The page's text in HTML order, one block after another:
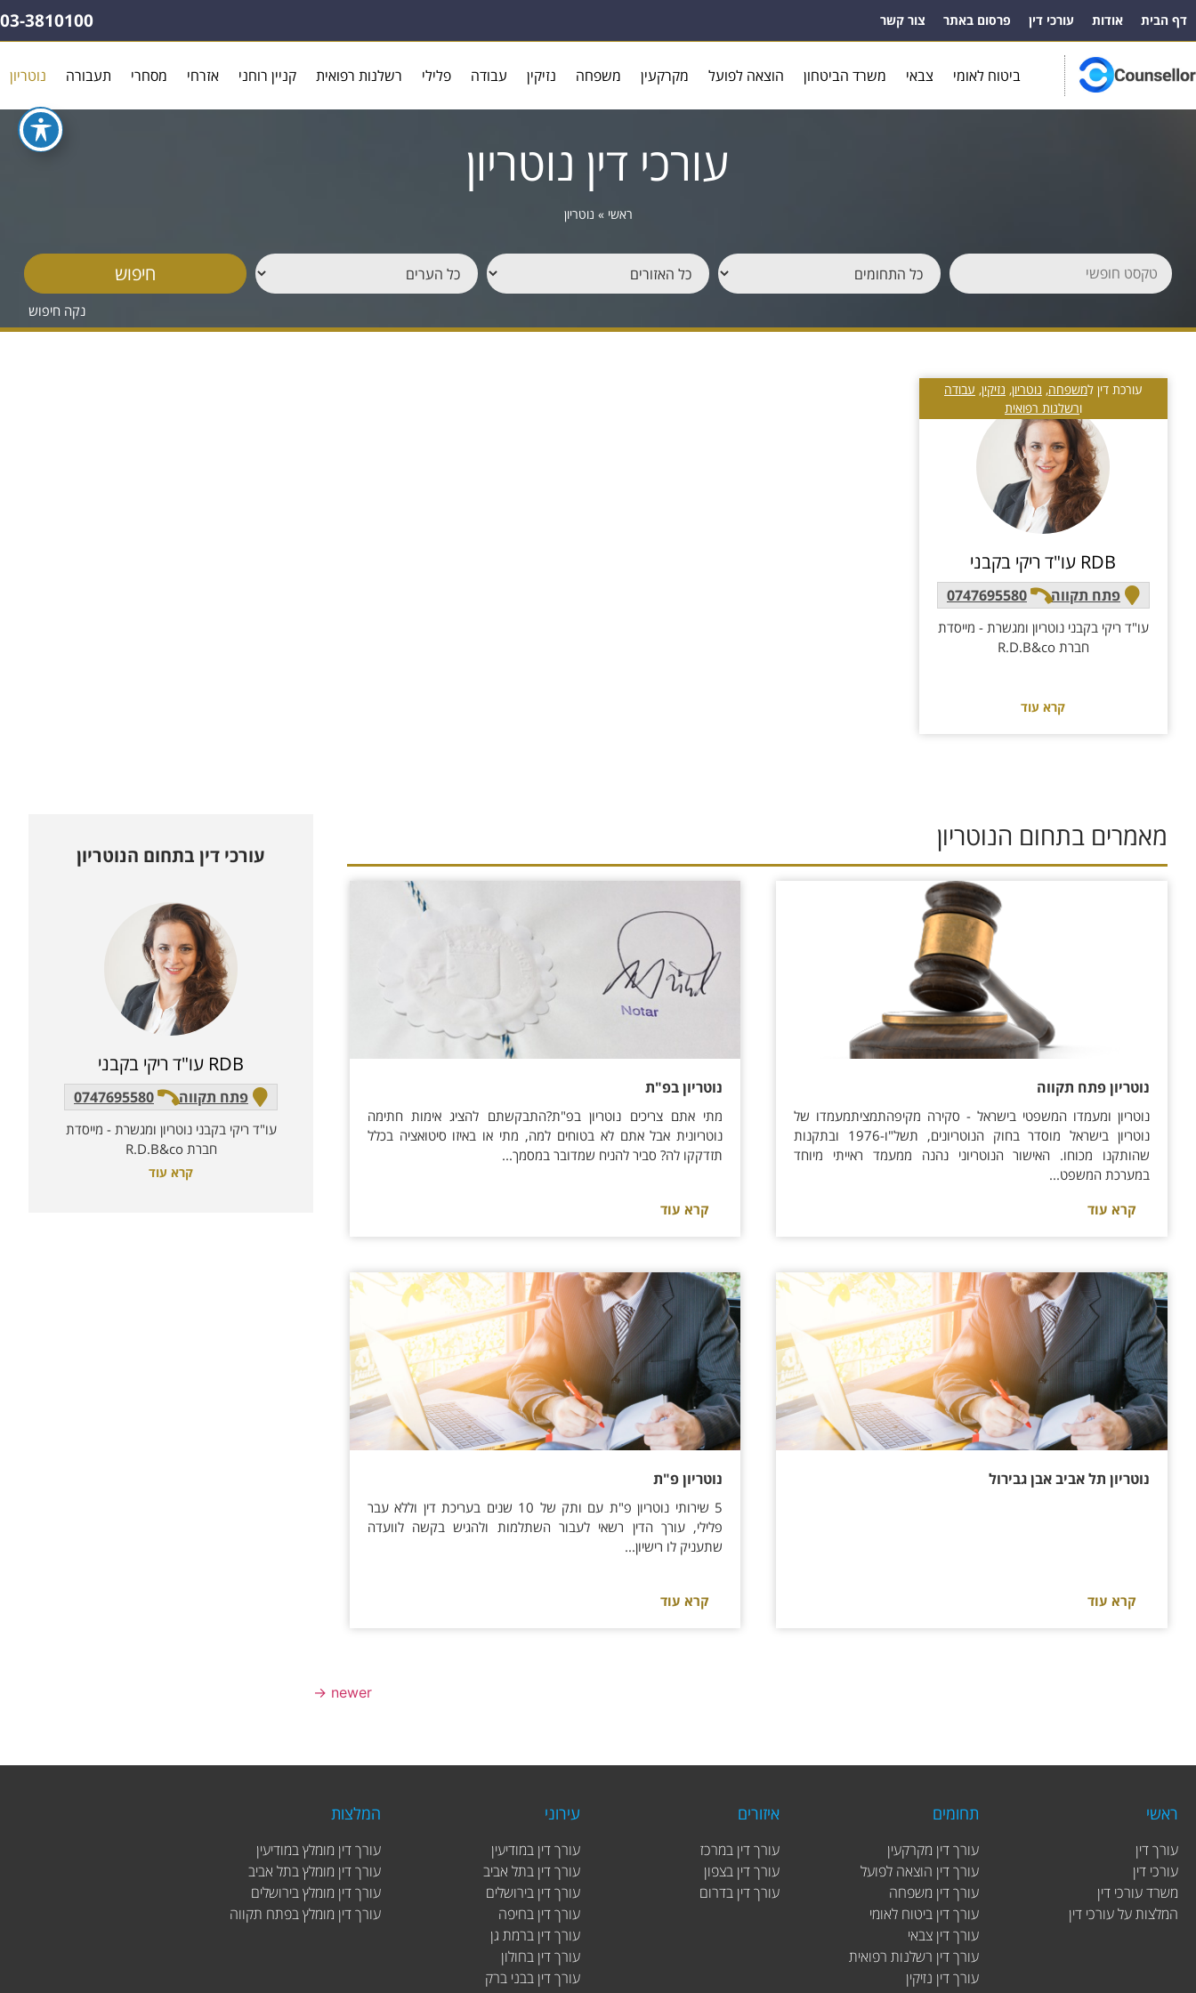
דף הבית אודות עורכי דין פרסום באתר צור קשר 03-3810100
ביטוח לאומי צבאי משרד הביטחון הוצאה לפועל מקרקעין משפחה נזיקין עבודה פלילי רשלנות רפואית קניין רוחני אזרחי מסחרי תעבורה נוטריון
עורכי דין נוטריון
ראשי » נוטריון
RDB עו"ד ריקי בקבני
פתח תקווה 0747695580
עו"ד ריקי בקבני נוטריון ומגשרת - מייסדת
חברת R.D.B&co
עורכת דין למשפחה, נוטריון, נזיקין, עבודה
ורשלנות רפואית
קרא עוד
מאמרים בתחום הנוטריון
נוטריון פתח תקווה
נוטריון ומעמדו המשפטי בישראל - סקירה מקיפהתמציתמעמדו של
נוטריון בישראל מוסדר בחוק הנוטריונים, תשל"ו-1976 ובתקנות
שהותקנו מכוחו. האישור הנוטריוני נהנה ממעמד ראייתי מיוחד
במערכת המשפט...
קרא עוד
נוטריון בפ"ת
מתי אתם צריכים נוטריון בפ"ת?התבקשתם להציג אימות חתימה
נוטריונית אבל אתם לא בטוחים למה, מתי או באיזו סיטואציה בכלל
תזדקקו לה? סביר להניח שמדובר במסמך...
קרא עוד
נוטריון תל אביב אבן גבירול
קרא עוד
נוטריון פ"ת
5 שירותי נוטריון פ"ת עם ותק של 10 שנים בעריכת דין וללא עבר
פלילי, עורך הדין רשאי לעבור השתלמות ולהגיש בקשה לוועדה
שתעניק לו רישיון...
קרא עוד
newer
→
עורכי דין בתחום הנוטריון
RDB עו"ד ריקי בקבני
פתח תקווה 0747695580
עו"ד ריקי בקבני נוטריון ומגשרת - מייסדת
חברת R.D.B&co
קרא עוד
ראשי
עורך דין
עורכי דין
משרד עורכי דין
המלצות על עורכי דין
תחומים
עורך דין מקרקעין
עורך דין הוצאה לפועל
עורך דין משפחה
עורך דין ביטוח לאומי
עורך דין צבאי
עורך דין רשלנות רפואית
עורך דין נזיקין
איזורים
עורך דין במרכז
עורך דין בצפון
עורך דין בדרום
עירוני
עורך דין במודיעין
עורך דין בתל אביב
עורך דין בירושלים
עורך דין בחיפה
עורך דין ברמת גן
עורך דין בחולון
עורך דין בבני ברק
המלצות
עורך דין מומלץ במודיעין
עורך דין מומלץ בתל אביב
עורך דין מומלץ בירושלים
עורך דין מומלץ בפתח תקווה